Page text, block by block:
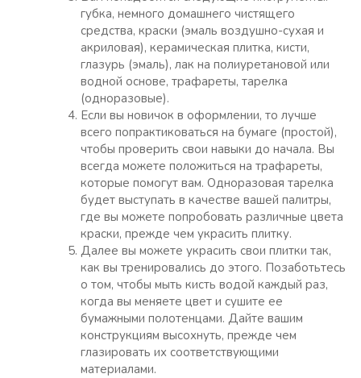
губка, немного домашнего чистящего
средства, краски (эмаль воздушно-сухая и
акриловая), керамическая плитка, кисти,
глазурь (эмаль), лак на полиуретановой или
водной основе, трафареты, тарелка
(одноразовые).
Если вы новичок в оформлении, то лучше
всего попрактиковаться на бумаге (простой),
чтобы проверить свои навыки до начала. Вы
всегда можете положиться на трафареты,
которые помогут вам. Одноразовая тарелка
будет выступать в качестве вашей палитры,
где вы можете попробовать различные цвета
краски, прежде чем украсить плитку.
Далее вы можете украсить свои плитки так,
как вы тренировались до этого. Позаботьтесь
о том, чтобы мыть кисть водой каждый раз,
когда вы меняете цвет и сушите ее
бумажными полотенцами. Дайте вашим
конструкциям высохнуть, прежде чем
глазировать их соответствующими
материалами.